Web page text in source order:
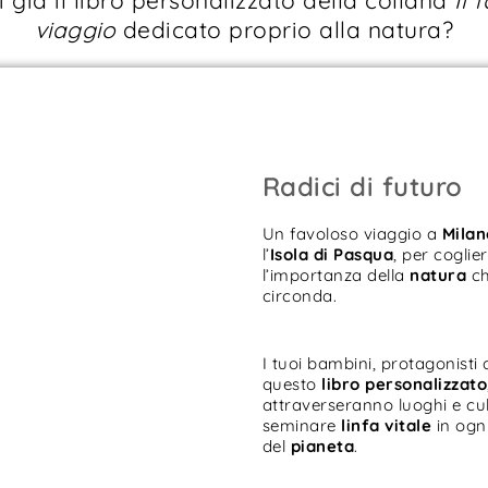
viaggio dedicato proprio alla natura?
Radici di futuro
Un favoloso viaggio a
l’Isola di Pasqua, per
l’importanza della natura
circonda.
I tuoi bambini, protagonisti
questo libro personalizzato
attraverseranno luoghi e
seminare linfa vitale in
del pianeta.